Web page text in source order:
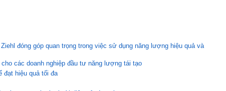
đóng góp quan trọng trong việc sử dụng năng lượng hiệu quả và
các doanh nghiệp đầu tư năng lượng tái tạo
đạt hiệu quả tối đa